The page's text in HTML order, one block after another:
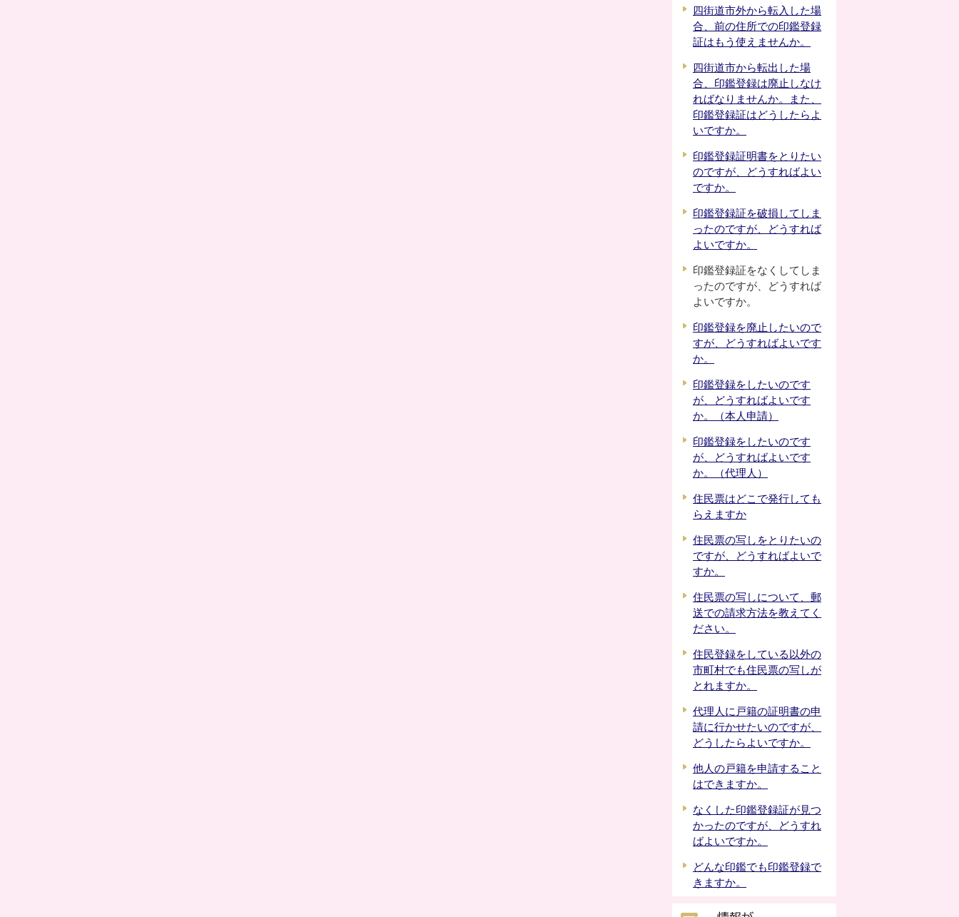
四街道市外から転入した場
合、前の住所での印鑑登録
証はもう使えませんか。
四街道市から転出した場
合、印鑑登録は廃止しなけ
ればなりませんか。また、
印鑑登録証はどうしたらよ
いですか。
印鑑登録証明書をとりたい
のですが、どうすればよい
ですか。
印鑑登録証を破損してしま
ったのですが、どうすれば
よいですか。
印鑑登録証をなくしてしま
ったのですが、どうすれば
よいですか。
印鑑登録を廃止したいので
すが、どうすればよいです
か。
印鑑登録をしたいのです
が、どうすればよいです
か。（本人申請）
印鑑登録をしたいのです
が、どうすればよいです
か。（代理人）
住民票はどこで発行しても
らえますか
住民票の写しをとりたいの
ですが、どうすればよいで
すか。
住民票の写しについて、郵
送での請求方法を教えてく
ださい。
住民登録をしている以外の
市町村でも住民票の写しが
とれますか。
代理人に戸籍の証明書の申
請に行かせたいのですが、
どうしたらよいですか。
他人の戸籍を申請すること
はできますか。
なくした印鑑登録証が見つ
かったのですが、どうすれ
ばよいですか。
どんな印鑑でも印鑑登録で
きますか。